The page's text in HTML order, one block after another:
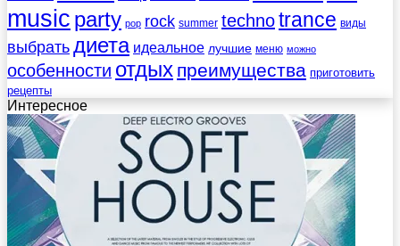
music party pop rock summer technotrance виды
выбратьдиета идеальное лучшие меню можно
особенности отдых преимущества приготовить
рецепты
Интересное